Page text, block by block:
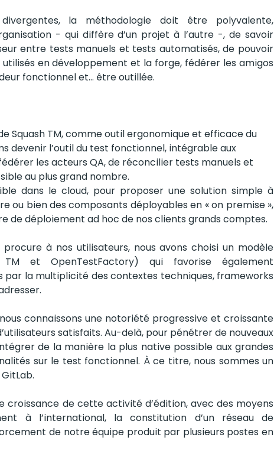
la méthodologie doit être polyvalente,
- qui diffère d’un projet à l’autre -, de savoir
entre tests manuels et tests automatisés, de pouvoir
en développement et la forge, fédérer les amigos
fonctionnel et… être outillée.
Squash TM, comme outil ergonomique et efficace du
devenir l’outil du test fonctionnel, intégrable aux
les acteurs QA, de réconcilier tests manuels et
au plus grand nombre.
dans le cloud, pour proposer une solution simple à
bien des composants déployables en « on premise »,
de déploiement ad hoc de nos clients grands comptes.
à nos utilisateurs, nous avons choisi un modèle
et OpenTestFactory) qui favorise également
par la multiplicité des contextes techniques, frameworks
connaissons une notoriété progressive et croissante
satisfaits. Au-delà, pour pénétrer de nouveaux
de la manière la plus native possible aux grandes
sur le test fonctionnel. À ce titre, nous sommes un
croissance de cette activité d’édition, avec des moyens
à l’international, la constitution d’un réseau de
de notre équipe produit par plusieurs postes en